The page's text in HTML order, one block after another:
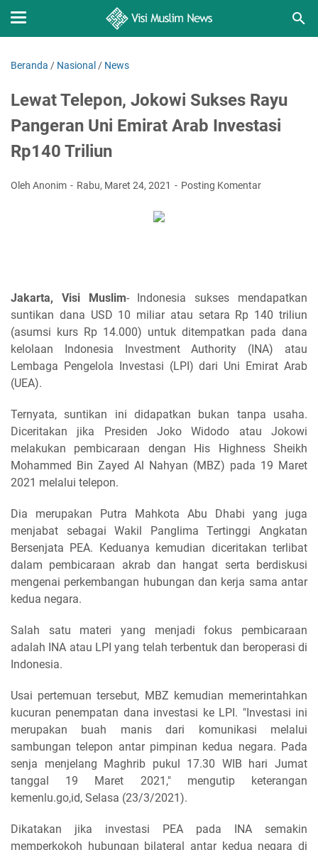
Beranda / Nasional / News
Lewat Telepon, Jokowi Sukses Rayu
Pangeran Uni Emirat Arab Investasi
Rp140 Triliun
Oleh Anonim Rabu, Maret 24, 2021 Posting Komentar
Jakarta, Visi Muslim- Indonesia sukses mendapatkan
suntikan dana USD 10 miliar atau setara Rp 140 triliun
(asumsi kurs Rp 14.000) untuk ditempatkan pada dana
kelolaan Indonesia Investment Authority (INA) atau
Lembaga Pengelola Investasi (LPI) dari Uni Emirat Arab
(UEA).
Ternyata, suntikan ini didapatkan bukan tanpa usaha.
Diceritakan jika Presiden Joko Widodo atau Jokowi
melakukan pembicaraan dengan His Highness Sheikh
Mohammed Bin Zayed Al Nahyan (MBZ) pada 19 Maret
2021 melalui telepon.
Dia merupakan Putra Mahkota Abu Dhabi yang juga
menjabat sebagai Wakil Panglima Tertinggi Angkatan
Bersenjata PEA. Keduanya kemudian diceritakan terlibat
dalam pembicaraan akrab dan hangat serta berdiskusi
mengenai perkembangan hubungan dan kerja sama antar
kedua negara.
Salah satu materi yang menjadi fokus pembicaraan
adalah INA atau LPI yang telah terbentuk dan beroperasi di
Indonesia.
Usai pertemuan tersebut, MBZ kemudian memerintahkan
kucuran penempatan dana investasi ke LPI. "Investasi ini
merupakan buah manis dari komunikasi melalui
sambungan telepon antar pimpinan kedua negara. Pada
senja menjelang Maghrib pukul 17.30 WIB hari Jumat
tanggal 19 Maret 2021," mengutip keterangan
kemenlu.go,id, Selasa (23/3/2021).
Dikatakan jika investasi PEA pada INA semakin
memperkokoh hubungan bilateral antar kedua negara di